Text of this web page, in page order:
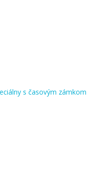
s časovým zámkom